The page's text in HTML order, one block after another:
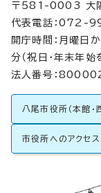
〒581-0003 大阪
代表電話：072-
開庁時間：月曜
分（祝日・年末年始
法人番号：
八尾市役所（本館・
市役所へのアクセス